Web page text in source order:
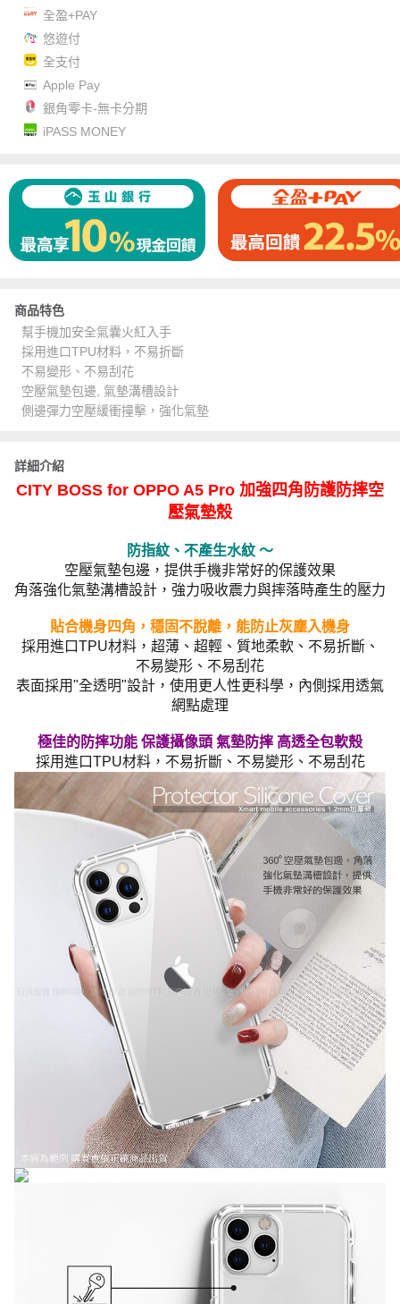
全盈+PAY
悠遊付
全支付
Apple Pay
銀角零卡-無卡分期
iPASS MONEY
商品特色
幫手機加安全氣囊火紅入手
採用進口TPU材料，不易折斷
不易變形、不易刮花
空壓氣墊包邊, 氣墊溝槽設計
側邊彈力空壓緩衝撞擊，強化氣墊
詳細介紹
CITY BOSS for OPPO A5 Pro 加強四角防護防摔空
壓氣墊殼
防指紋、不產生水紋 ～
空壓氣墊包邊，提供手機非常好的保護效果
角落強化氣墊溝槽設計，強力吸收震力與摔落時產生的壓力
貼合機身四角，穩固不脫離，能防止灰塵入機身
採用進口TPU材料，超薄、超輕、質地柔軟、不易折斷、
不易變形、不易刮花
表面採用"全透明"設計，使用更人性更科學，內側採用透氣
網點處理
極佳的防摔功能 保護攝像頭 氣墊防摔 高透全包軟殼
採用進口TPU材料，不易折斷、不易變形、不易刮花